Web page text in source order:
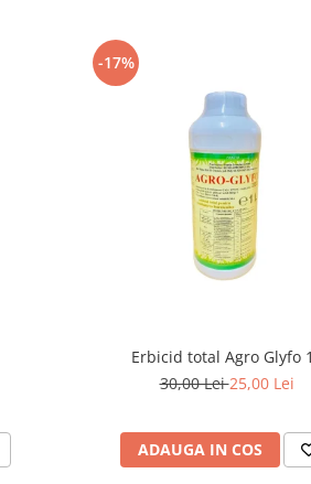
-17%
Erbicid total Agro Glyfo
30,00 Lei25,00 Lei
ADAUGA IN COS